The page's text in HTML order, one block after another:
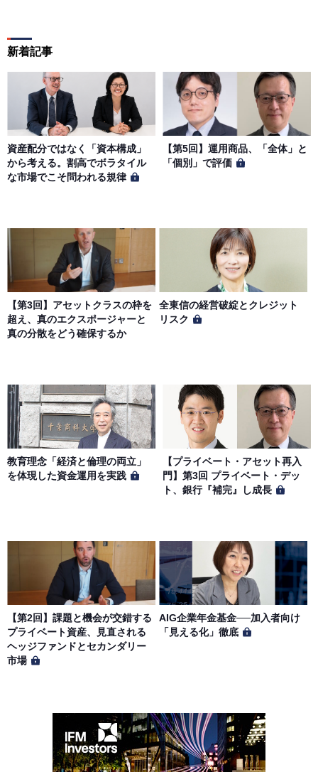
新着記事
資産配分ではなく「資本構成」
から考える。割高でボラタイル
な市場でこそ問われる規律
【第5回】運用商品、「全体」と
「個別」で評価
【第3回】アセットクラスの枠を
超え、真のエクスポージャーと
真の分散をどう確保するか
全東信の経営破綻とクレジット
リスク
教育理念「経済と倫理の両立」
を体現した資金運用を実践
【プライベート・アセット再入
門】第3回 プライベート・デッ
ト、銀行『補完』し成長
【第2回】課題と機会が交錯する
プライベート資産、見直される
ヘッジファンドとセカンダリー
市場
AIG企業年金基金──加入者向け
「見える化」徹底